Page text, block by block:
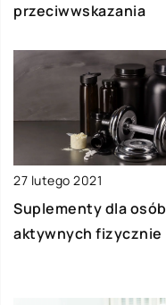
przeciwwskazania
27 lutego 2021
Suplementy dla osób
aktywnych fizycznie